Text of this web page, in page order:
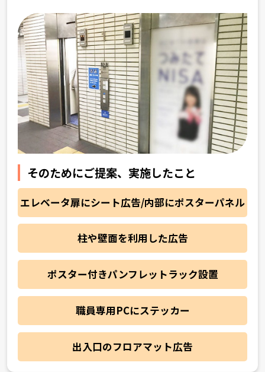
そのためにご提案、実施したこと
エレベータ扉にシート広告/内部にポスターパネル
柱や壁面を利用した広告
ポスター付きパンフレットラック設置
職員専用PCにステッカー
出入口のフロアマット広告